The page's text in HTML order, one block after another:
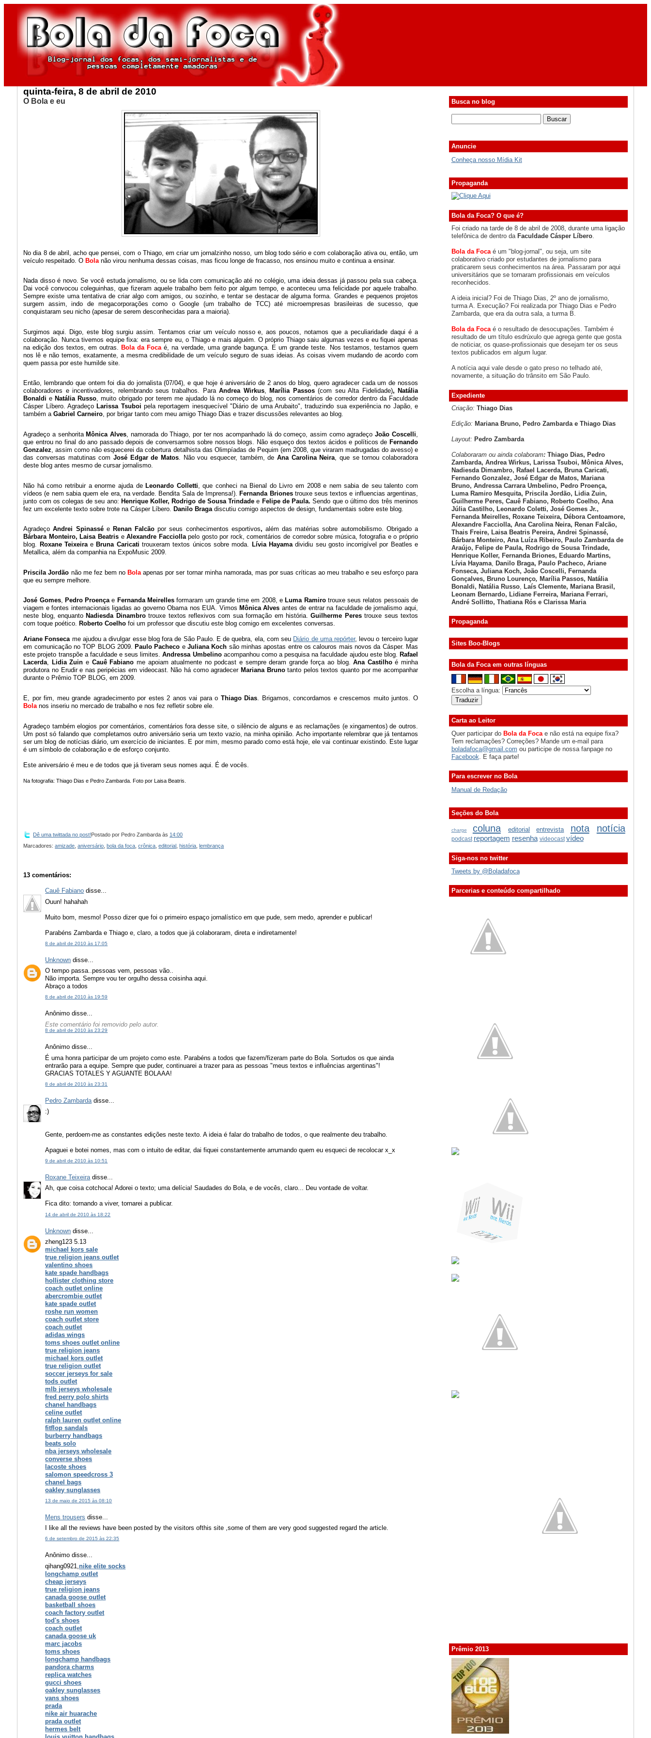
quinta-feira, 8 de abril de 2010
O Bola e eu
No dia 8 de abril, acho que pensei, com o Thiago, em criar um jornalzinho nosso, um blog todo sério e com colaboração ativa ou, então, um
veículo respeitado. OBola não virou nenhuma dessas coisas, mas ficou longe de fracasso, nos ensinou muito e continua a ensinar.
Nada disso é novo. Se você estuda jornalismo, ou se lida com comunicação até no colégio, uma ideia dessas já passou pela sua cabeça.
Dai você convocou coleguinhas, que fizeram aquele trabalho bem feito por algum tempo, e aconteceu uma felicidade por aquele trabalho.
Sempre existe uma tentativa de criar algo com amigos, ou sozinho, e tentar se destacar de alguma forma. Grandes e pequenos projetos
surgem assim, indo de megacorporações como o Google (um trabalho de TCC) até microempresas brasileiras de sucesso, que
conquistaram seu nicho (apesar de serem desconhecidas para a maioria).
Surgimos aqui. Digo, este blog surgiu assim. Tentamos criar um veículo nosso e, aos poucos, notamos que a peculiaridade daqui é a
colaboração. Nunca tivemos equipe fixa: era sempre eu, o Thiago e mais alguém. O próprio Thiago saiu algumas vezes e eu fiquei apenas
na edição dos textos, em outras.
Bola da Foca é, na verdade, uma grande bagunça. E um grande teste. Nos testamos, testamos quem
nos lê e não temos, exatamente, a mesma credibilidade de um veículo seguro de suas ideias. As coisas vivem mudando de acordo com
quem passa por este humilde site.
Então, lembrando que ontem foi dia do jornalista (07/04), e que hoje é aniversário de 2 anos do blog, quero agradecer cada um de nossos
colaboradores e incentivadores, relembrando seus trabalhos. ParaAndrea Wirkus, Marília Passos(com seu Alta Fidelidade), Natália
Bonaldi e Natália Russo, muito obrigado por terem me ajudado lá no começo do blog, nos comentários de corredor dentro da Faculdade
Cásper Líbero. Agradeço Larissa Tsuboi pela reportagem inesquecível "Diário de uma Arubaito", traduzindo sua experiência no Japão, e
também aGabriel Carneiro, por brigar tanto com meu amigo Thiago Dias e trazer discussões relevantes ao blog.
Agradeço a senhorita Mônica Alves , namorada do Thiago, por ter nos acompanhado lá do começo, assim como agradeçoJoão Coscelli
que entrou no final do ano passado depois de conversarmos sobre nossos blogs. Não esqueço dos textos ácidos e políticos de Fernando
Gonzalez , assim como não esquecerei da cobertura detalhista das Olimpíadas de Pequim (em 2008, que viraram madrugadas do avesso) e
das conversas matutinas com José Edgar de Matos. Não vou esquecer, também, de Ana Carolina Neira , que se tornou colaboradora
deste blog antes mesmo de cursar jornalismo.
Não há como retribuir a enorme ajuda deLeonardo Colletti , que conheci na Bienal do Livro em 2008 e nem sabia de seu talento com
vídeos (e nem sabia quem ele era, na verdade. Bendita Sala de Imprensa!).Fernanda Briones trouxe seus textos e influencias argentinas,
junto com os colegas de seu ano: Henrique Koller, Rodrigo de Sousa Trindadee Felipe de Paula.Sendo que o último dos três meninos
fez um excelente texto sobre trote na Cásper Líbero.Danilo Braga discutiu comigo aspectos de design, fundamentais sobre este blog.
Agradeço Andrei Spinassé e Renan Falcãopor seus conhecimentos esportivos, além das matérias sobre automobilismo. Obrigado a
Bárbara Monteiro, Laisa BeatriseAlexandre Facciollapelo gosto por rock, comentários de corredor sobre música, fotografia e o próprio
blog. Roxane Teixeirae Bruna Caricati trouxeram textos únicos sobre moda. Lívia Hayamadividiu seu gosto incorrigível por Beatles e
Metallica, além da companhia na ExpoMusic 2009.
Priscila Jordão não me fez bem no Bola apenas por ser tornar minha namorada, mas por suas críticas ao meu trabalho e seu esforço para
que eu sempre melhore.
José Gomes, Pedro Proençae Fernanda Meirelles formaram um grande time em 2008, e Luma Ramiro trouxe seus relatos pessoais de
viagem e fontes internacionais ligadas ao governo Obama nos EUA. Vimos Mônica Alves antes de entrar na faculdade de jornalismo aqui,
neste blog, enquanto Nadiesda Dinambrotrouxe textos reflexivos com sua formação em história.Guilherme Perestrouxe seus textos
com toque poético. Roberto Coelhofoi um professor que discutiu este blog comigo em excelentes conversas.
Ariane Fonsecame ajudou a divulgar esse blog fora de São Paulo. E de quebra, ela, com seu Diário de uma repórter, levou o terceiro lugar
em comunicação no TOP BLOG 2009. Paulo Pacheco eJuliana Koch são minhas apostas entre os calouros mais novos da Cásper. Mas
este projeto transpõe a faculdade e seus limites.Andressa Umbelino acompanhou como a pesquisa na faculdade ajudou este blog. Rafael
Lacerda, Lidia Zuin e Cauê Fabiano me apoiam atualmente no podcast e sempre deram grande força ao blog.Ana Castilhoé minha
produtora no Erudir e nas peripécias em videocast. Não há como agradecerMariana Brunotanto pelos textos quanto por me acompanhar
durante o Prêmio TOP BLOG, em 2009.
E, por fim, meu grande agradecimento por estes 2 anos vai para o Thiago Dias . Brigamos, concordamos e crescemos muito juntos. O
Bola nos inseriu no mercado de trabalho e nos fez refletir sobre ele.
Agradeço também elogios por comentários, comentários fora desse site, o silêncio de alguns e as reclamações (e xingamentos) de outros.
Um post só falando que completamos outro aniversário seria um texto vazio, na minha opinião. Acho importante relembrar que já tentamos
ser um blog de notícias diário, um exercício de iniciantes. E por mim, mesmo parado como está hoje, ele vai continuar existindo. Este lugar
é um símbolo de colaboração e de esforço conjunto.
Este aniversário é meu e de todos que já tiveram seus nomes aqui. É de vocês.
Na fotografia: Thiago Dias e Pedro Zambarda. Foto por Laisa Beatris.
Dê uma twittada no post! Postado por Pedro Zambarda às 14:00
Marcadores:amizade ,aniversário ,bola da foca ,crônica ,editorial ,história ,lembrança
13 comentários:
Cauê Fabiano disse...
Ouun! hahahah
Muito bom, mesmo! Posso dizer que foi o primeiro espaço jornalístico em que pude, sem medo, aprender e publicar!
Parabéns Zambarda e Thiago e, claro, a todos que já colaboraram, direta e indiretamente!
8 de abril de 2010 às 17:05
Unknown disse...
O tempo passa..pessoas vem, pessoas vão..
Não importa. Sempre vou ter orgulho dessa coisinha aqui.
Abraço a todos
8 de abril de 2010 às 19:59
Anônimo disse...
Este comentário foi removido pelo autor.
8 de abril de 2010 às 23:29
Anônimo disse...
É uma honra participar de um projeto como este. Parabéns a todos que fazem/fizeram parte do Bola. Sortudos os que ainda
entrarão para a equipe. Sempre que puder, continuarei a trazer para as pessoas "meus textos e influências argentinas"!
GRACIAS TOTALES Y AGUANTE BOLAAA!
8 de abril de 2010 às 23:31
Pedro Zambarda disse...
:)
Gente, perdoem-me as constantes edições neste texto. A ideia é falar do trabalho de todos, o que realmente deu trabalho.
Apaguei e botei nomes, mas com o intuito de editar, dai fiquei constantemente arrumando quem eu esqueci de recolocar x_x
9 de abril de 2010 às 10:51
Roxane Teixeiradisse...
Ah, que coisa cotchoca! Adorei o texto; uma delícia! Saudades do Bola, e de vocês, claro... Deu vontade de voltar.
Fica dito: tornando a viver, tornarei a publicar.
14 de abril de 2010 às 18:22
Unknown disse...
zheng123 5.13
michael kors sale
true religion jeans outlet
valentino shoes
kate spade handbags
hollister clothing store
coach outlet online
abercrombie outlet
kate spade outlet
roshe run women
coach outlet store
coach outlet
adidas wings
toms shoes outlet online
true religion jeans
michael kors outlet
true religion outlet
soccer jerseys for sale
tods outlet
mlb jerseys wholesale
fred perry polo shirts
chanel handbags
celine outlet
ralph lauren outlet online
fitflop sandals
burberry handbags
beats solo
nba jerseys wholesale
converse shoes
lacoste shoes
salomon speedcross 3
chanel bags
oakley sunglasses
13 de maio de 2015 às 08:10
Mens trousers disse...
I like all the reviews have been posted by the visitors ofthis site ,some of them are very good suggested regard the article.
6 de setembro de 2015 às 22:35
Anônimo disse...
qihang0921,nike elite socks
longchamp outlet
cheap jerseys
true religion jeans
canada goose outlet
basketball shoes
coach factory outlet
tod's shoes
coach outlet
canada goose uk
marc jacobs
toms shoes
longchamp handbags
pandora charms
replica watches
gucci shoes
oakley sunglasses
vans shoes
prada
nike air huarache
prada outlet
hermes belt
Busca no blog
Anuncie
Conheça nosso Mídia Kit
Propaganda
Bola da Foca? O que é?
Foi criado na tarde de 8 de abril de 2008, durante uma ligação
telefônica de dentro da Faculdade Cásper Líbero.
Bola da Foca é um "blog-jornal", ou seja, um site
colaborativo criado por estudantes de jornalismo para
praticarem seus conhecimentos na área. Passaram por aqui
universitários que se tornaram profissionais em veículos
reconhecidos.
A ideia inicial? Foi de Thiago Dias, 2º ano de jornalismo,
turma A. Execução? Foi realizada por Thiago Dias e Pedro
Zambarda, que era da outra sala, a turma B.
Bola da Focaé o resultado de desocupações. Também é
resultado de um título esdrúxulo que agrega gente que gosta
de noticiar, os quase-profissionais que desejam ter os seus
textos publicados em algum lugar.
A notícia aqui vale desde o gato preso no telhado até,
novamente, a situação do trânsito em São Paulo.
Expediente
Criação: Thiago Dias
Edição: Mariana Bruno, Pedro Zambarda e Thiago Dias
Layout: Pedro Zambarda
Colaboraram ou ainda colaboram: Thiago Dias, Pedro
Zambarda, Andrea Wirkus, Larissa Tsuboi, Mônica Alves,
Nadiesda Dimambro, Rafael Lacerda, Bruna Caricati,
Fernando Gonzalez, José Edgar de Matos, Mariana
Bruno, Andressa Carrara Umbelino, Pedro Proença,
Luma Ramiro Mesquita, Priscila Jordão, Lidia Zuin,
Guilherme Peres, Cauê Fabiano, Roberto Coelho, Ana
Júlia Castilho, Leonardo Coletti, José Gomes Jr.,
Fernanda Meirelles, Roxane Teixeira, Débora Centoamore,
Alexandre Facciolla, Ana Carolina Neira, Renan Falcão,
Thais Freire, Laisa Beatris Pereira, Andrei Spinassé,
Bárbara Monteiro, Ana Luíza Ribeiro, Paulo Zambarda de
Araújo, Felipe de Paula, Rodrigo de Sousa Trindade,
Henrique Koller, Fernanda Briones, Eduardo Martins,
Lívia Hayama, Danilo Braga, Paulo Pacheco, Ariane
Fonseca, Juliana Koch, João Coscelli, Fernanda
Gonçalves, Bruno Lourenço, Marília Passos, Natália
Bonaldi, Natália Russo, Laís Clemente, Mariana Brasil,
Leonam Bernardo, Lidiane Ferreira, Mariana Ferrari,
André Sollitto, Thatiana Rós e Clarissa Maria
Propaganda
Sites Boo-Blogs
Bola da Foca em outras línguas
Escolha a língua:
Carta ao Leitor
Quer participar do Bola da Focae não está na equipe fixa?
Tem reclamações? Correções? Mande um e-mail para
boladafoca@gmail.com ou participe de nossa fanpage no
Facebook . E faça parte!
Para escrever no Bola
Manual de Redação
Seções do Bola
charge coluna editorial entrevista nota notícia
podcast reportagem resenha videocast vídeo
Siga-nos no twitter
Tweets by @Boladafoca
Parcerias e conteúdo compartilhado
Prêmio 2013